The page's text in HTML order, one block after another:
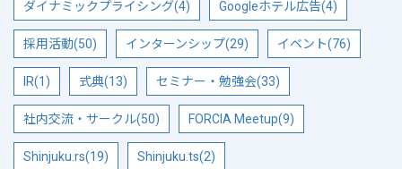
ダイナミックプライシング(4) Googleホテル広告(4)
採用活動(50) インターンシップ(29) イベント(76)
IR(1) 式典(13) セミナー・勉強会(33)
社内交流・サークル(50) FORCIA Meetup(9)
Shinjuku.rs(19) Shinjuku.ts(2)